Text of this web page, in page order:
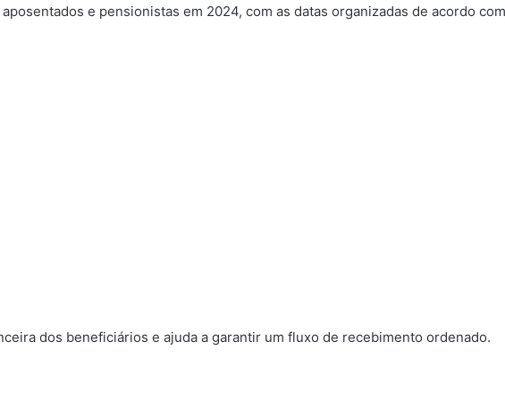
e pensionistas em 2024, com as datas organizadas de acordo
dos beneficiários e ajuda a garantir um fluxo de recebimento ordenado.